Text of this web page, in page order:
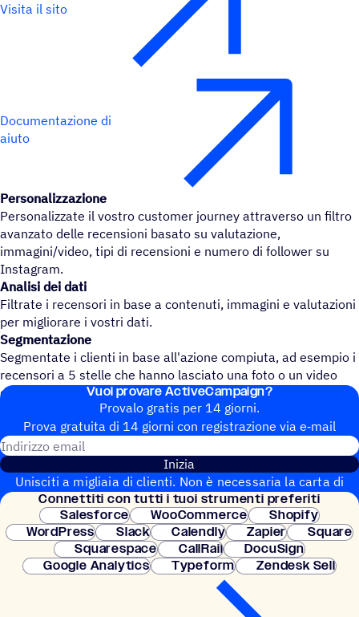
Visita il sito
Documentazione di
aiuto
Personalizzazione
Personalizzate il vostro customer journey attraverso un filtro
avanzato delle recensioni basato su valutazione,
immagini/video, tipi di recensioni e numero di follower su
Instagram.
Analisi dei dati
Filtrate i recensori in base a contenuti, immagini e valutazioni
per migliorare i vostri dati.
Segmentazione
Segmentate i clienti in base all'azione compiuta, ad esempio i
recensori a 5 stelle che hanno lasciato una foto o un video
dovrebbero essere classificati come "VIP".
Vuoi provare ActiveCampaign?
Provalo gratis per 14 giorni.
Prova gratuita di 14 giorni con regi­stra­zione via e‑mail
Inizia
Unisciti a migliaia di clienti. Non è necessaria la carta di
credito. Configurazione istantanea.
Connet­titi con tutti i tuoi strumenti preferiti
Salesforce
WooCommerce
Shopify
WordPress
Slack Calendly Zapier
Square
Squarespace
CallRail
DocuSign
Google Analytics
Typeform Zendesk Sell